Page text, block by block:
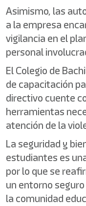
Asimismo, las
a la empresa
vigilancia en el
personal
El Colegio de
de capacitación
directivo cuente
herramientas
atención de la
La seguridad y
estudiantes es
por lo que se
un entorno
la comunidad